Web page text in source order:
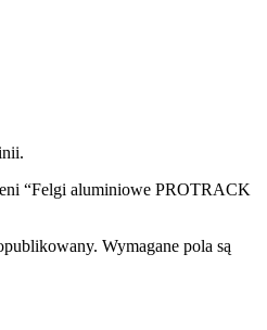
“Felgi aluminiowe PROTRACK
Wymagane pola są